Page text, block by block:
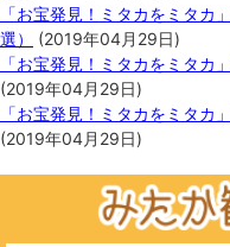
「お宝発見！ミタカをミタカ
選）
(2019年04月29日)
「お宝発見！ミタカをミタカ
(2019年04月29日)
「お宝発見！ミタカをミタカ
(2019年04月29日)